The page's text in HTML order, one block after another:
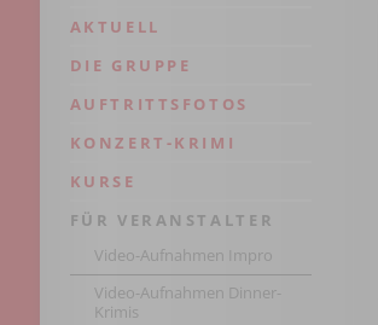
AKTUELL
DIE GRUPPE
AUFTRITTSFOTOS
KONZERT-KRIMI
KURSE
FÜR VERANSTALTER
Video-Aufnahmen Impro
Video-Aufnahmen Dinner-
Krimis